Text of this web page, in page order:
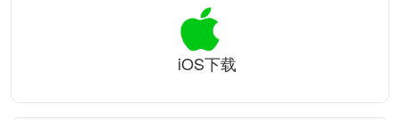
iOS下载